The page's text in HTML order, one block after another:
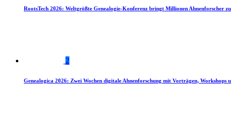
RootsTech 2026: Weltgrößte Genealogie-Konferenz bringt Millionen Ahnenforscher
2
Genealogica 2026: Zwei Wochen digitale Ahnenforschung mit Vorträgen, Workshops